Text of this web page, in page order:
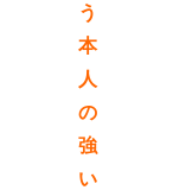
う
本
人
の
強
い